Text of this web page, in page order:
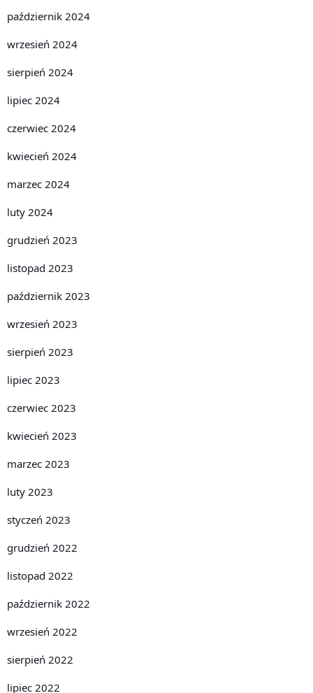
październik 2024
wrzesień 2024
sierpień 2024
lipiec 2024
czerwiec 2024
kwiecień 2024
marzec 2024
luty 2024
grudzień 2023
listopad 2023
październik 2023
wrzesień 2023
sierpień 2023
lipiec 2023
czerwiec 2023
kwiecień 2023
marzec 2023
luty 2023
styczeń 2023
grudzień 2022
listopad 2022
październik 2022
wrzesień 2022
sierpień 2022
lipiec 2022